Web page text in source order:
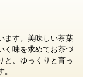
ます。美味しい茶葉
く味を求めてお茶づ
と、ゆっくりと育っ